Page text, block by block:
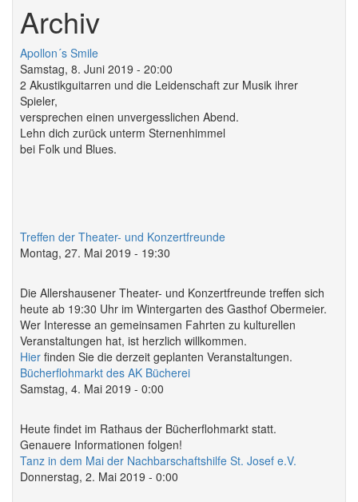
Archiv
Apollon´s Smile
Samstag, 8. Juni 2019 - 20:00
2 Akustikguitarren und die Leidenschaft zur Musik ihrer
Spieler,
versprechen einen unvergesslichen Abend.
Lehn dich zurück unterm Sternenhimmel
bei Folk und Blues.
Treffen der Theater- und Konzertfreunde
Montag, 27. Mai 2019 - 19:30
Die Allershausener Theater- und Konzertfreunde treffen sich
heute ab 19:30 Uhr im Wintergarten des Gasthof Obermeier.
Wer Interesse an gemeinsamen Fahrten zu kulturellen
Veranstaltungen hat, ist herzlich willkommen.
Hier finden Sie die derzeit geplanten Veranstaltungen.
Bücherflohmarkt des AK Bücherei
Samstag, 4. Mai 2019 - 0:00
Heute findet im Rathaus der Bücherflohmarkt statt.
Genauere Informationen folgen!
Tanz in dem Mai der Nachbarschaftshilfe St. Josef e.V.
Donnerstag, 2. Mai 2019 - 0:00